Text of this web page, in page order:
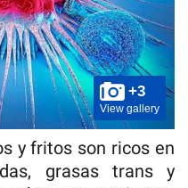
+3
View gallery
y fritos son ricos en
grasas trans y